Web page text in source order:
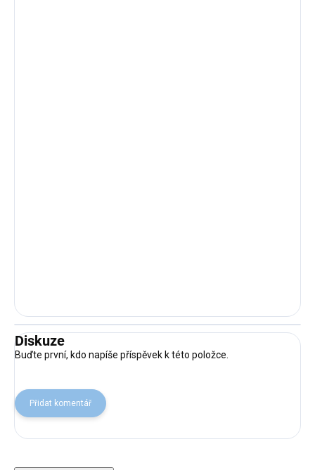
Diskuze
Buďte první, kdo napíše příspěvek k této položce.
Přidat komentář